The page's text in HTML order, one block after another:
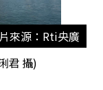
來源：Rti央廣
君 攝)